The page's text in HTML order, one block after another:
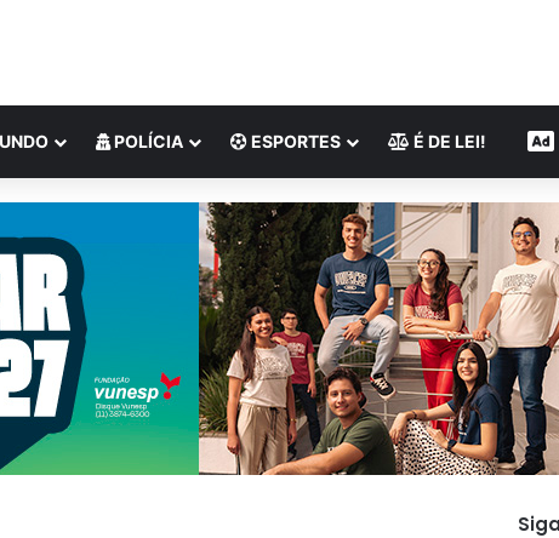
POLÍCIA ESPORTES É DE LEI!